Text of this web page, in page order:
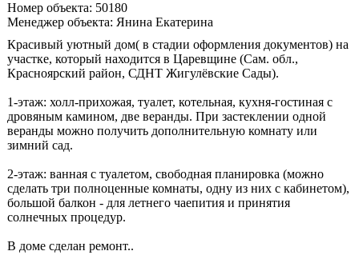
Номер объекта: 50180
Менеджер объекта: Янина Екатерина
Красивый уютный дом( в стадии оформления документов) на
участке, который находится в Царевщине (Сам. обл.,
Красноярский район, СДНТ Жигулёвские Сады).
1-этаж: холл-прихожая, туалет, котельная, кухня-гостиная с
дровяным камином, две веранды. При застеклении одной
веранды можно получить дополнительную комнату или
зимний сад.
2-этаж: ванная с туалетом, свободная планировка (можно
сделать три полноценные комнаты, одну из них с кабинетом),
большой балкон - для летнего чаепития и принятия
солнечных процедур.
В доме сделан ремонт..